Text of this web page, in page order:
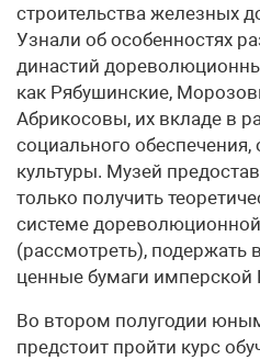
строительства железных
Узнали об особенностях
династий
как Рябушинские,
Абрикосовы, их вкладе в
социального обеспечения,
культуры. Музей
только получить
системе
(рассмотреть), подержать
ценные бумаги имперской
Во втором полугодии
предстоит пройти курс